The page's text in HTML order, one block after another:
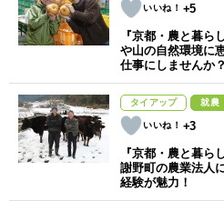
+5
『京都・農と暮ら
や山の自然環境に
仕事にしませんか？
タイアップ 就農
+3
『京都・農と暮ら
謝野町の農業法人
経験が魅力！